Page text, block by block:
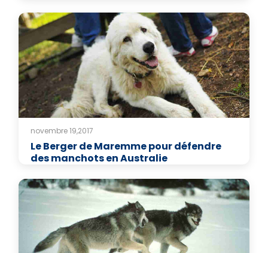
novembre 19,2017
Le Berger de Maremme pour défendre
des manchots en Australie